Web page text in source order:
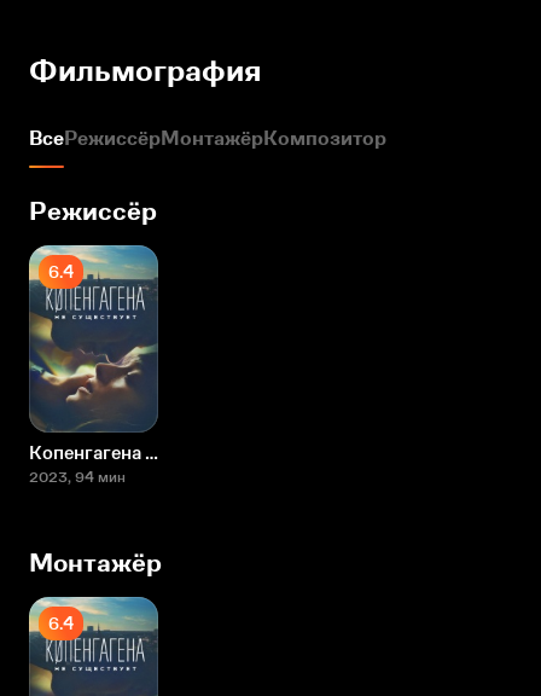
Фильмография
ВсеРежиссёрМонтажёрКомпозитор
Режиссёр
6.4
Копенгагена не существует
2023, 94 мин
Монтажёр
6.4